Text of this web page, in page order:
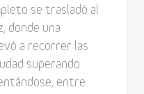
se trasladó al
donde una
a recorrer las
superando
entre